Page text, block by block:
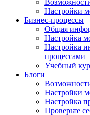
Настройки
Бизнес-процессы
Общая
Настройка
Настройка
процессами
Учебный
Блоги
Настройки
Настройка
Проверьте